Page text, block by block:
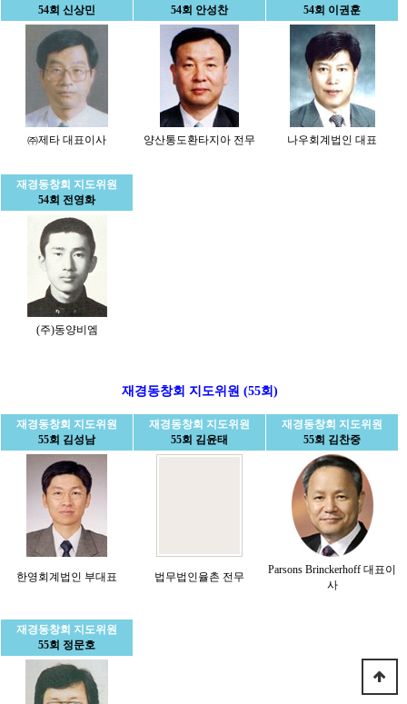
54회 신상민
54회 안성찬
54회 이권훈
㈜제타 대표이사 양산통도환타지아 전무 나우회계법인 대표
재경동창회 지도위원
54회 전영화
(주)동양비엠
재경동창회 지도위원 (55회)
재경동창회 지도위원
55회 김성남
재경동창회 지도위원
55회 김윤태
재경동창회 지도위원
55회 김찬중
한영회계법인 부대표 법무법인율촌 전무
Parsons Brinckerhoff 대표이
사
재경동창회 지도위원
55회 정문호